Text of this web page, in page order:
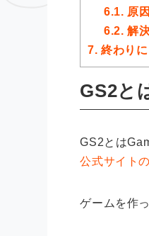
6.1. 原
6.2. 解
7. 終わりに
GS2と
GS2とは
公式サイト
ゲームを作